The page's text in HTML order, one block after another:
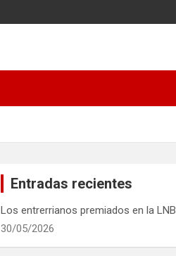
Entradas recientes
Los entrerrianos premiados en la LNB
30/05/2026